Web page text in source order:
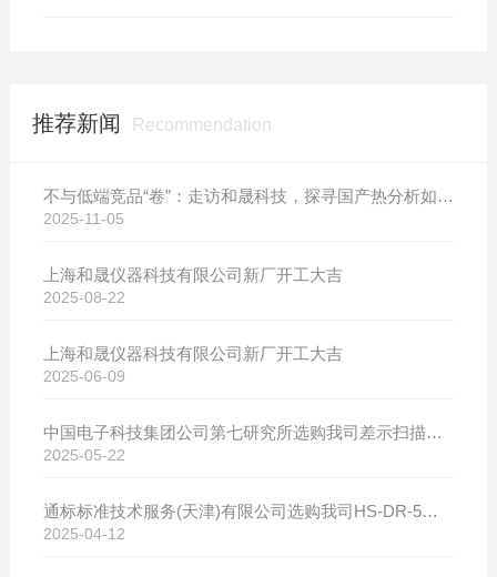
推荐新闻 Recommendation
不与低端竞品“卷”：走访和晟科技，探寻国产热分析如何行稳致远
2025-11-05
上海和晟仪器科技有限公司新厂开工大吉
2025-08-22
上海和晟仪器科技有限公司新厂开工大吉
2025-06-09
中国电子科技集团公司第七研究所选购我司差示扫描量热仪
2025-05-22
通标标准技术服务(天津)有限公司选购我司HS-DR-5导热系数测试仪
2025-04-12